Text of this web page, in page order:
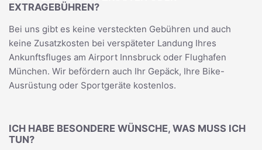
EXTRAGEBÜHREN?
Bei uns gibt es keine versteckten Gebühren und auch
keine Zusatzkosten bei verspäteter Landung Ihres
Ankunftsfluges am Airport Innsbruck oder Flughafen
München. Wir befördern auch Ihr Gepäck, Ihre Bike-
Ausrüstung oder Sportgeräte kostenlos.
ICH HABE BESONDERE WÜNSCHE, WAS MUSS ICH
TUN?